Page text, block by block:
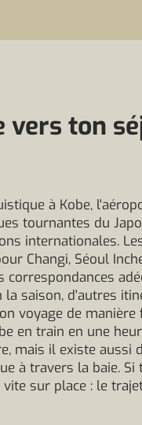
vers ton
à Kobe,
tournantes du
internationales.
Changi, Séoul
correspondances
la saison, d'autres
voyage de
en train en une
mais il existe
à travers la baie.
sur place : le